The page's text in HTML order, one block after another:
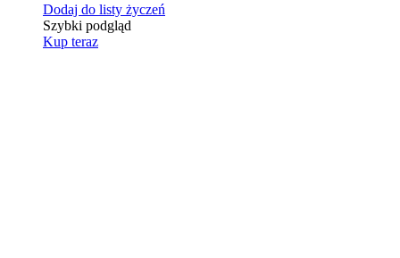
Dodaj do listy życzeń
Szybki podgląd
Kup teraz